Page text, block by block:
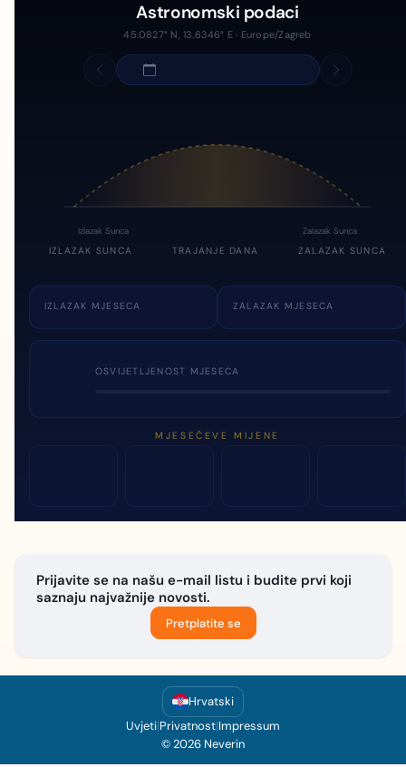
Astronomski podaci
45.0827° N, 13.6346° E · Europe/Zagreb
Izlazak Sunca Zalazak Sunca
IZLAZAK SUNCA TRAJANJE DANA ZALAZAK SUNCA
IZLAZAK MJESECA ZALAZAK MJESECA
OSVIJETLJENOST MJESECA
MJESEČEVE MIJENE
Prijavite se na našu e-mail listu i budite prvi koji
saznaju najvažnije novosti.
Pretplatite se
Hrvatski
Uvjeti|Privatnost|Impressum
© 2026 Neverin